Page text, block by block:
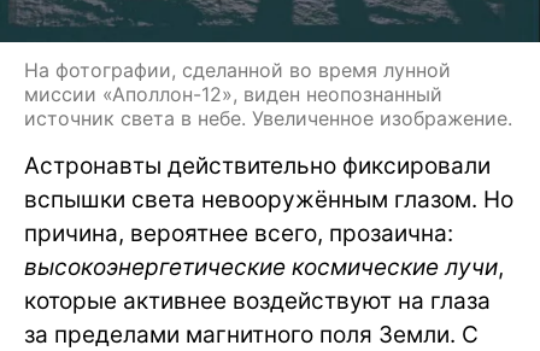
На фотографии, сделанной во время лунной
миссии «Аполлон-12», виден неопознанный
источник света в небе. Увеличенное изображение.
Астронавты действительно фиксировали
вспышки света невооружённым глазом. Но
причина, вероятнее всего, прозаична:
высокоэнергетические космические лучи,
которые активнее воздействуют на глаза
за пределами магнитного поля Земли. С